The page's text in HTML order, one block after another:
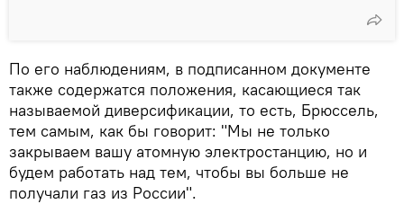
По его наблюдениям, в подписанном документе
также содержатся положения, касающиеся так
называемой диверсификации, то есть, Брюссель,
тем самым, как бы говорит: "Мы не только
закрываем вашу атомную электростанцию, но и
будем работать над тем, чтобы вы больше не
получали газ из России".